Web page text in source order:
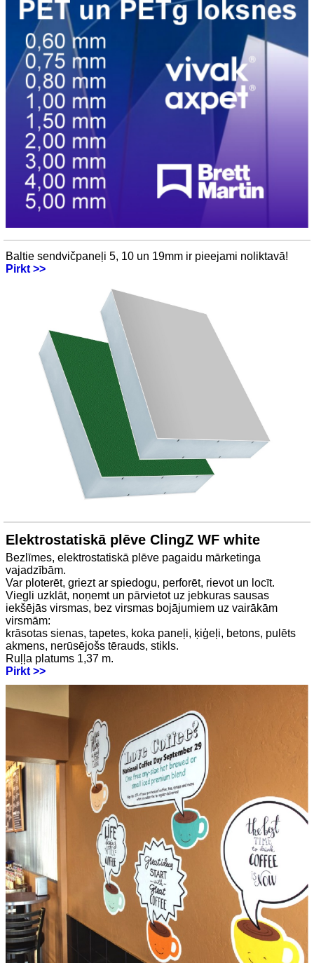
Baltie sendvičpaneļi 5, 10 un 19mm ir pieejami noliktavā!
Pirkt >>
Elektrostatiskā plēve ClingZ WF white
Bezlīmes, elektrostatiskā plēve pagaidu mārketinga
vajadzībām.
Var ploterēt, griezt ar spiedogu, perforēt, rievot un locīt.
Viegli uzklāt, noņemt un pārvietot uz jebkuras sausas
iekšējās virsmas, bez virsmas bojājumiem uz vairākām
virsmām:
krāsotas sienas, tapetes, koka paneļi, ķiģeļi, betons, pulēts
akmens, nerūsējošs tērauds, stikls.
Ruļļa platums 1,37 m.
Pirkt >>